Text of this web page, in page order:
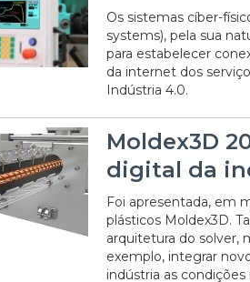
Os sistemas cíber-
systems), pela sua
para estabelecer
da internet dos
Indústria 4.0.
Moldex3D
digital da
Foi apresentada, em
plásticos Moldex3D.
arquitetura do solver,
exemplo, integrar
indústria as